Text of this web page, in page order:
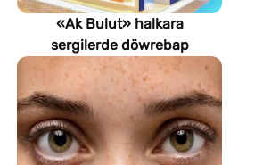
«Ak Bulut» halkara
sergilerde döwrebap
gurluşyk çözgütlerini
görkezýär